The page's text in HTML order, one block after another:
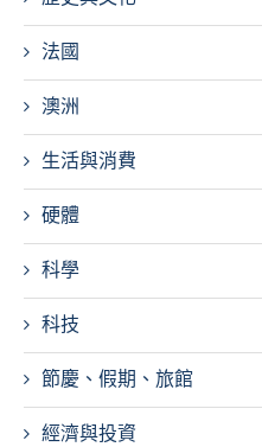
法國
澳洲
生活與消費
硬體
科學
科技
節慶、假期、旅館
經濟與投資